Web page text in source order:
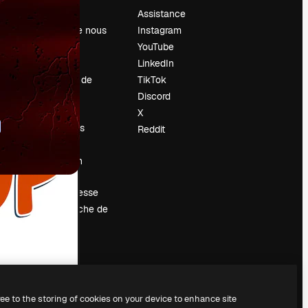
À propos de nous
Avis
Carrières
Tendances de
recherche
Blog
Événements
Vendre mon
contenu
Salle de presse
À la recherche de
Assistance
Instagram
YouTube
LinkedIn
TikTok
Discord
X
Reddit
to the storing of cookies on your device to enhance site